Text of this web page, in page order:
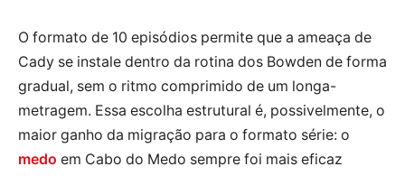
O formato de 10 episódios permite que a ameaça de
Cady se instale dentro da rotina dos Bowden de forma
gradual, sem o ritmo comprimido de um longa-
metragem. Essa escolha estrutural é, possivelmente, o
maior ganho da migração para o formato série: o
medo em Cabo do Medo sempre foi mais eficaz